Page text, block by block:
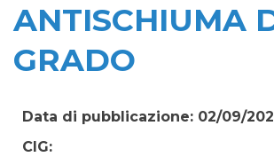
ANTISCHIUMA
GRADO
Data di pubblicazione: 02/09/
CIG: